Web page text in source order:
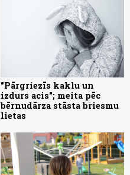
"Pārgriezīs kaklu un
izdurs acis"; meita pēc
bērnudārza stāsta briesmu
lietas